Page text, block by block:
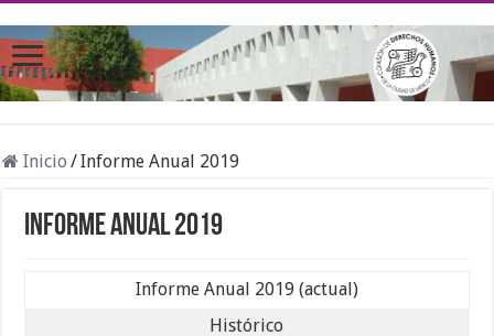
Inicio /Informe Anual 2019
Informe Anual 2019
Informe Anual 2019 (actual)
Histórico